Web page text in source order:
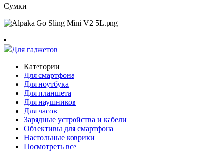
Сумки
Для гаджетов
Категории
Для смартфона
Для ноутбука
Для планшета
Для наушников
Для часов
Зарядные устройства и кабели
Объективы для смартфона
Настольные коврики
Посмотреть все